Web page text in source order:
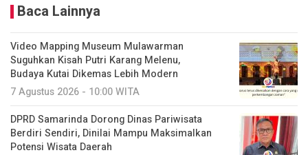
Baca Lainnya
Video Mapping Museum Mulawarman
Suguhkan Kisah Putri Karang Melenu,
Budaya Kutai Dikemas Lebih Modern
7 Agustus 2026 - 10:00 WITA
DPRD Samarinda Dorong Dinas Pariwisata
Berdiri Sendiri, Dinilai Mampu Maksimalkan
Potensi Wisata Daerah